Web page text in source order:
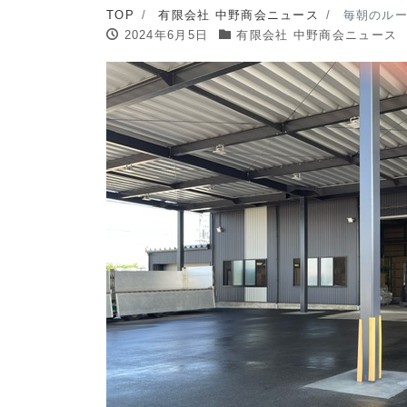
TOP 有限会社 中野商会ニュース
毎朝のル
2024年6月5日
有限会社 中野商会ニュース